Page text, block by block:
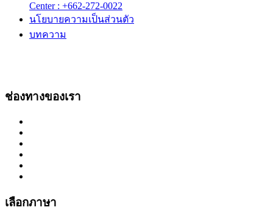
Center : +662-272-0022
นโยบายความเป็นส่วนตัว
บทความ
ช่องทางของเรา
เลือกภาษา